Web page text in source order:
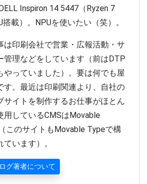
Inspiron 14 5447（Ryzen 7
搭載）。NPUを使いたい（笑）。
は印刷会社で営業・広報活動・サ
管理などをしています（前はDTP
やっていました）。要は何でも屋
す。最近は印刷関連より、自社の
サイトを制作するお仕事がほとん
用しているCMSはMovable
このサイトもMovable Typeで構
ています）。
グ著者について